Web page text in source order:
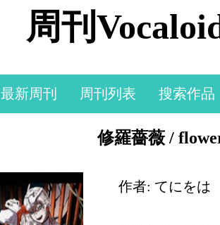
周刊
最新周刊 周刊列表 搜索作品
修羅薔薇 /
作者: てにをは